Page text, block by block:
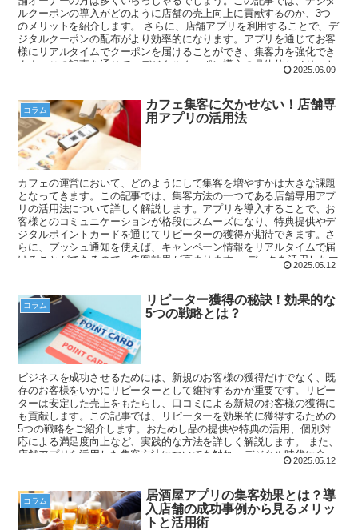
ルクーポンの導入がどのように店舗の売上向上に貢献するのか、3つ
のメリットを紹介します。 さらに、店舗アプリを利用することで、デ
ジタルクーポンの配布がより効率的になります。アプリを通じてお客
様にリアルタイムでクーポンを届けることができ、集客力を強化でき
ます。この記事を通じて、デジタルクーポン導入の具体的なメリット
2025.06.09
コラム
カフェ集客に欠かせない！店舗専
用アプリの活用法
カフェの運営において、どのようにして集客を増やすかは大きな課題
となってきます。この記事では、集客方法の一つである店舗専用アプ
リの活用法について詳しく解説します。アプリを導入することで、お
客様とのコミュニケーションが格段にスムーズになり、特典提供やデ
ジタルポイントカードを通じてリピーターの獲得が期待できます。さ
らに、プッシュ通知を使えば、キャンペーン情報をリアルタイムで届
けることができるので、集客効果が高まります。 データを活用したマ
ーケティングも可能となり、効率的にお客様のニーズに応えることが
具体的な活用法を紹介し、あなたのカフェの集客力を向上させるため
のヒントをお届けします。アプリの導入を考えている方は、ぜひ参考
にしてみてください。
2025.05.12
コラム
リピーター獲得の秘訣！効果的な
5つの戦略とは？
ビジネスを成功させるためには、新規のお客様の獲得だけでなく、既
存のお客様をいかにリピーターとして維持するかが重要です。リピー
ターは安定した売上をもたらし、口コミによる新規のお客様の獲得に
も貢献します。この記事では、リピーターを効果的に獲得するための
5つの戦略をご紹介します。おためし品の提供や特典の活用、個別対
応による満足度向上など、実践的な方法を詳しく解説します。 また、
店舗アプリを活用した集客方法についても触れ、デジタル時代に合っ
たアプローチを提案します。顧客データを活用し、ターゲット層をし
ー獲得における最新の動向や注意点も押さえて、あなたのお店の集客
力を高めていきましょう。
2025.05.12
コラム
居酒屋アプリの集客効果とは？導
入店舗の成功事例から見るメリッ
トと活用術